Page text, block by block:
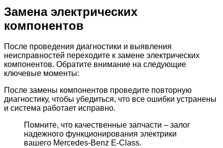
Замена электрических
компонентов
После проведения диагностики и выявления
неисправностей переходите к замене электрических
компонентов. Обратите внимание на следующие
ключевые моменты:
После замены компонентов проведите повторную
диагностику, чтобы убедиться, что все ошибки устранены
и система работает исправно.
Помните, что качественные запчасти – залог
надежного функционирования электрики
вашего Mercedes-Benz E-Class.